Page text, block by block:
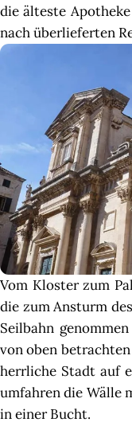
die älteste
nach überlieferten
Vom Kloster zum
die zum Ansturm
Seilbahn
von oben
herrliche Stadt auf
umfahren die Wälle
in einer Bucht.